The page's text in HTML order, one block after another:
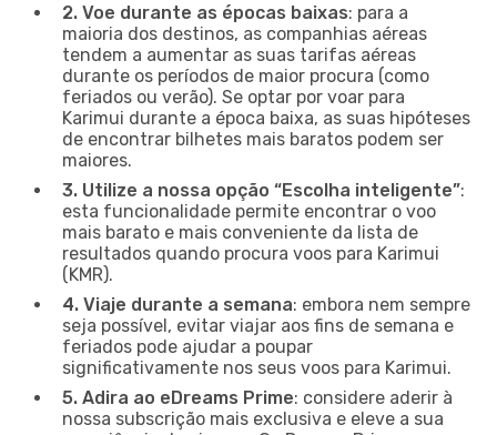
2. Voe durante as épocas baixas: para a
maioria dos destinos, as companhias aéreas
tendem a aumentar as suas tarifas aéreas
durante os períodos de maior procura (como
feriados ou verão). Se optar por voar para
Karimui durante a época baixa, as suas hipóteses
de encontrar bilhetes mais baratos podem ser
maiores.
3. Utilize a nossa opção “Escolha inteligente”:
esta funcionalidade permite encontrar o voo
mais barato e mais conveniente da lista de
resultados quando procura voos para Karimui
(KMR).
4. Viaje durante a semana: embora nem sempre
seja possível, evitar viajar aos fins de semana e
feriados pode ajudar a poupar
significativamente nos seus voos para Karimui.
5. Adira ao eDreams Prime: considere aderir à
nossa subscrição mais exclusiva e eleve a sua